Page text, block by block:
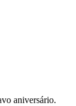
aniversário.